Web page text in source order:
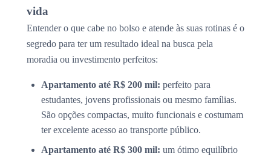
vida
Entender o que cabe no bolso e atende às suas rotinas é o
segredo para ter um resultado ideal na busca pela
moradia ou investimento perfeitos:
Apartamento até R$ 200 mil: perfeito para
estudantes, jovens profissionais ou mesmo famílias.
São opções compactas, muito funcionais e costumam
ter excelente acesso ao transporte público.
Apartamento até R$ 300 mil: um ótimo equilíbrio